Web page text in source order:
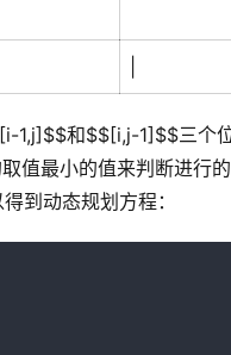
1,j]$$和$$[i,j-1]$$三个
值最小的值来判断进行
到动态规划方程：